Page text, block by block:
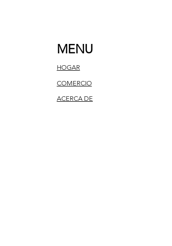
MENU
HOGAR
COMERCIO
ACERCA DE